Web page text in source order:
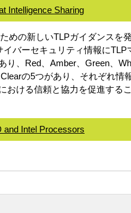
Intelligence Sharing
めの新しいTLPガイダンスを
バーセキュリティ情報にTLP
、Red、Amber、Green、
の5つがあり、それぞれ情
おける信頼と協力を促進する
and Intel Processors